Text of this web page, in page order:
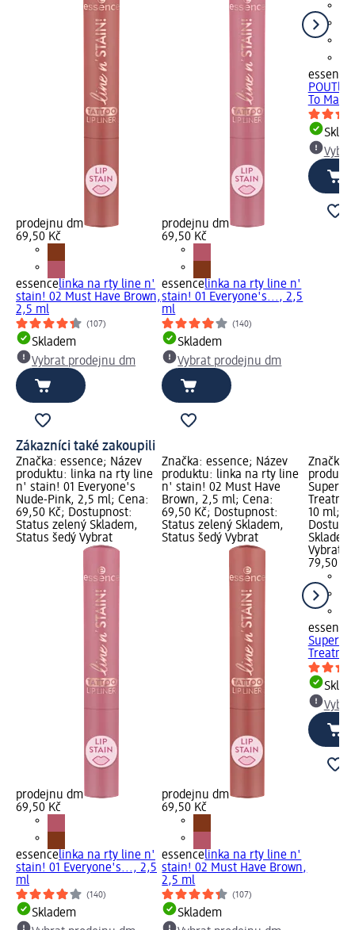
prodejnu dm
69,50 Kč
essencelinka na rty line n'
stain! 02 Must Have Brown,
2,5 ml
(107)
Skladem
Vybrat prodejnu dm
prodejnu dm
69,50 Kč
essencelinka na rty line n'
stain! 01 Everyone's..., 2,5
ml
(140)
Skladem
Vybrat prodejnu dm
essence
To
Zákazníci také zakoupili
Značka: essence; Název
produktu: linka na rty line
n' stain! 01 Everyone's
Nude-Pink, 2,5 ml; Cena:
69,50 Kč; Dostupnost:
Status zelený Skladem,
Status šedý Vybrat
prodejnu dm
69,50 Kč
essencelinka na rty line n'
stain! 01 Everyone's..., 2,5
ml
(140)
Skladem
Značka: essence; Název
produktu: linka na rty line
n' stain! 02 Must Have
Brown, 2,5 ml; Cena:
69,50 Kč; Dostupnost:
Status zelený Skladem,
Status šedý Vybrat
prodejnu dm
69,50 Kč
essencelinka na rty line n'
stain! 02 Must Have Brown,
2,5 ml
(107)
Skladem
Značka:
Super
10 ml;
Vybrat
79,50 Kč
essence
Super